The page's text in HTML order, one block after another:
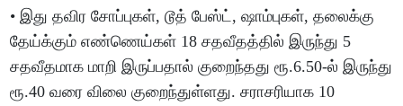
• இது தவிர சோப்புகள், டூத் பேஸ்ட், ஷாம்புகள், தலைக்கு
தேய்க்கும் எண்ணெய்கள் 18 சதவீதத்தில் இருந்து 5
சதவீதமாக மாறி இருப்பதால் குறைந்தது ரூ.6.50-ல் இருந்து
ரூ.40 வரை விலை குறைந்துள்ளது. சராசரியாக 10